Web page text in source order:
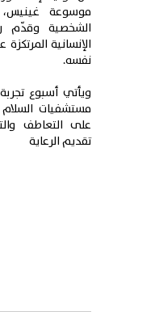
موسوعة
الشخصية وقدّم
الإنسانية
نفسه.
ويأتي أسبوع
مستشفيات
على التعاطف
تقديم الرعاية